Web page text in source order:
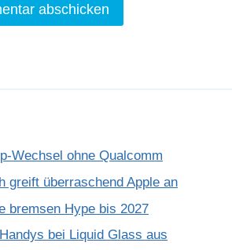
Wechsel ohne Qualcomm
greift überraschend Apple an
bremsen Hype bis 2027
bei Liquid Glass aus